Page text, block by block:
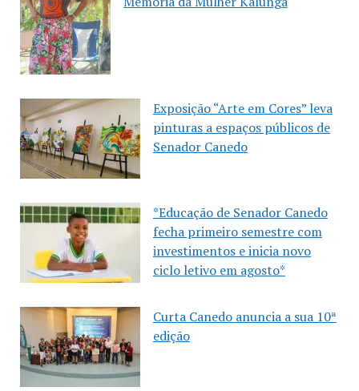
Exposição “Arte em Cores” leva
pinturas a espaços públicos de
Senador Canedo
*Educação de Senador Canedo
fecha primeiro semestre com
investimentos e inicia novo
ciclo letivo em agosto*
Curta Canedo anuncia a sua 10ª
edição